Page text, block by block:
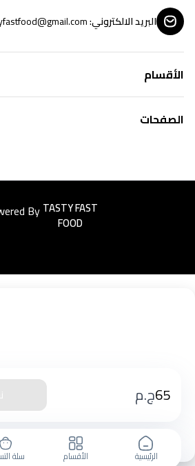
65ج.م
الرئيسية الأقسام سلة
البريد الالكتروني:
الأقسام
الصفحات
ByEasyorders